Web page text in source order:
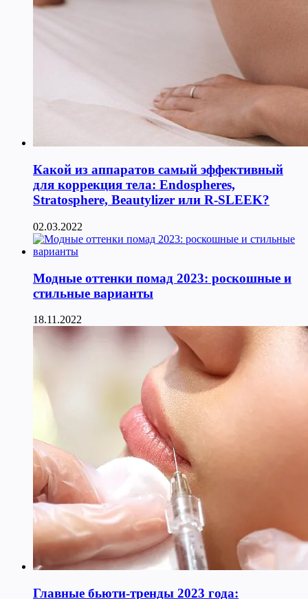
Какой из аппаратов самый эффективный
для коррекция тела: Endospheres,
Stratosphere, Beautylizer или R-SLEEK?
02.03.2022
Модные оттенки помад 2023: роскошные и
стильные варианты
18.11.2022
Главные бьюти-тренды 2023 года: